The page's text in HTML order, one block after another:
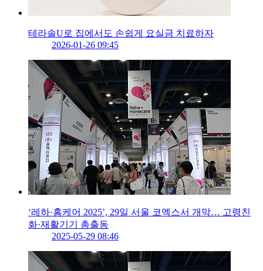
테라솔U로 집에서도 손쉽게 요실금 치료하자
2026-01-26 09:45
‘레하·홈케어 2025’, 29일 서울 코엑스서 개막… 고령친
화·재활기기 총출동
2025-05-29 08:46